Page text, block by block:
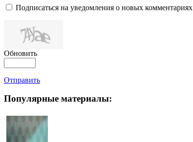
Подписаться на уведомления о новых комментариях
Обновить
Отправить
Популярные материалы: